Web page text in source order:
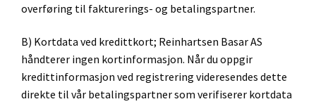
overføring til fakturerings- og betalingspartner.
B) Kortdata ved kredittkort; Reinhartsen Basar AS
håndterer ingen kortinformasjon. Når du oppgir
kredittinformasjon ved registrering videresendes dette
direkte til vår betalingspartner som verifiserer kortdata